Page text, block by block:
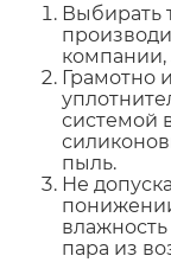
Выбирать
Грамотно
системой
пыль.
Не
пара из